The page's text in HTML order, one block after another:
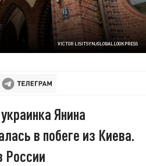
VICTOR LISITSYN/GLOBALLOOKPRESS
Янина
в побеге из Киева.
России